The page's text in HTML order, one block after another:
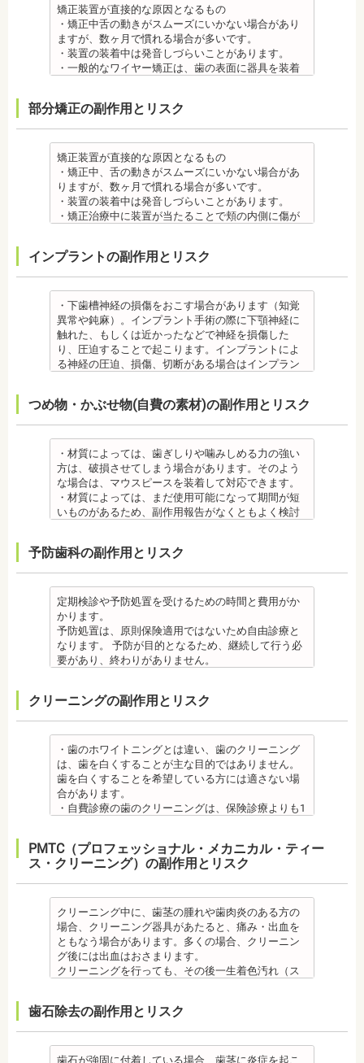
まる場合が多いです。また、冷たいものを飲んだと
きにしみる「知覚過敏」があらわれる場合がありま
すが、基本的には数日で改善されます。長期間痛む
場合は、歯科医師に相談しましょう。
金属アレルギー
は、皮膚科で行われているパッチテストなどをうけ
膜にアレルギー症状が起きた場合は、速やかに歯科
医師の指示を仰いでください。
抜歯・麻酔 ・矯正をしたい箇所に十分なスペースが
ない場合は、抜歯を必要とすることもあります。健
康上問題のない歯を抜歯する場合もあります。
・抜歯する場合は麻酔注射を行います。麻酔薬の中
もあるため、心が起こることもあります。臓や血圧
は、頬を噛んだり、熱いものを飲んだりしてもわか
らないため、口腔内を傷つけるリスクがあります。
さらに、麻酔によって悪心、嘔吐、アレルギー反応
虫歯・歯周病 ・矯正治療中、矯正装置の周りなど、
ブラッシング（歯磨き）しにくい部分ができるた
め、虫歯や歯周炎のリスクが高くなります。
を歯科医師より受けて 、毎日丁寧なブラッシング、
のケアをすることも役立ちます。
・矯正中に虫歯が悪化した場合は、矯正終了後に虫
歯の治療をする、もしくは、矯正中に器具を一度外
して治療を行う必要が生じることがあります。
・基本的に、矯正中には虫歯や歯周病の治療が行え
ません。そのため矯正前にこれらの治療を終わらせ
合は、一般的な歯科医院で、事前に虫歯、歯周病の
治療を行う必要があることもあります。
す。その程度に個人差があります。
・矯正終了して数か月から数年経過すると噛み合わ
せが悪くなる可能性があります。噛み合わせが悪く
なると、咀嚼障害の場合は、噛み合わせの治療を行
います、頭痛、肩こりを招く事があります。また、
開かない、食事を噛むときに痛みが出る顎関節症を
発症する場合があります。
他にも自律神経失調症になることもあります。噛み
合わせが原因。
その他
・個人差がありますが子供にとって大きなストレス
になる場合があります。装置装着後もしっかりと状
況を聞いて話し合ってください。
・矯正中、頭痛、首や肩のこり、強い倦怠感、吐き
の場合は、鎮痛剤、吐き気止め等、歯科医師の指示
のもと服用してください。
・治療の経過と治療後の見た目に個人差が大きくあ
らわれる治療です。また、歯科医師との見解の相違
も起こりえます。歯科医師とよくご相談ください。
・矯正力が強すぎると、歯の根が短くなる「歯根吸
収」が起こるリスクが高くなります。
・歯や骨の状態、歯の動きを妨げる癖があった場
合、虫歯や歯周病の発生など、治療計画よりも治療
期間が長くなる場合があります。
あります。特に切歯（せっし：上下前歯各4本）、歯
の凸凹が大きい患者様の場合、発症する事がありま
す。
・顎の成長に合わせて歯並びを治していくため、一
矯正装置が直接的な原因となるもの
・矯正中舌の動きがスムーズにいかない場合があり
ますが、数ヶ月で慣れる場合が多いです。
・装置の装着中は発音しづらいことがあります。
・一般的なワイヤー矯正は、歯の表面に器具を装着
・矯正治療中に装置が当たることで頬の内側に傷が
ついたり、口内炎になったり、歯の移動に伴う痛み
を感じることもありますので、必要に応じワックス
で対処する場合やその他の対処策を行う場合があり
ます。
・矯正装置を装着した直後や、ワイヤーを交換した
直後に痛みを感じることがありますが、数日でおさ
まる場合が多いです。また、冷たいものを飲んだと
科医師に相談しましょう。
いるため、金属アレルギーのある方、不安がある方
は、皮膚科で行われているパッチテストをうけて、
アレルギー材料を特定し、歯科医師に伝えてくださ
い。矯正装置を装着したあとに、皮膚や口腔の粘膜
にアレルギー症状が起きた場合は、速やかに歯科医
師の指示を仰いでください。
・矯正をしたい箇所に十分なスペースがない場合
・抜歯する場合は麻酔注射を行います。麻酔の中に
は、成分に心拍数、血圧を上げる作用があるものも
あるため、心臓や血圧に問題がある方が使用する
と、動悸、血圧上昇を起こす場合があります。ま
た、頬を噛んでもわからなかったり、熱いものを飲
んでもわからないため、口腔内を傷つけるリスクが
さらに、麻酔によって悪心、嘔吐、アレルギー反応
・矯正中、虫歯が悪化する場合があります。治療終
了後に虫歯の治療をする場合と器具を一度外して虫
歯の治療を行う場合があります。
・矯正治療中、矯正装置の周りなど、ブラッシング
（歯磨き）しにくい部分ができるため、虫歯や歯周
炎のリスクが高くなります。間食を控え、矯正治療
、毎日丁寧なブラッシング、歯を清潔にしてリスク
を抑えましょう。
・矯正中は、基本的に虫歯や歯周病の治療が行えな
いため、矯正前にこれらの治療を終わらせる必要が
あります。矯正専門の歯科の場合は、一般の歯科で
虫歯、歯周病の治療を行う必要もあります。
治療終了後
す。
・矯正終了して数か月から数年経過するとかみ合わ
せが悪くなる可能性があります。かみ合わせが悪く
なると、咀嚼障害、頭痛、肩こりを招く事がありま
す。
また、かみ合わせのバランスが崩れることで、口が
大きく開かない、食事を噛むときに痛みが出る顎関
節症を発症する場合があります。他にも自律神経失
調症になることもあります。かみ合わせが原因の場
合は、かみ合わせの治療を行います。 その他
気、不眠など不定愁訴が起こる場合がありますの
で、鎮痛剤、吐き気止め等、歯科医師の指示のもと
服用する場合があります。
・治療中と治療後の見た目に個人差が大きくあらわ
部分矯正の副作用とリスク
矯正装置が直接的な原因となるもの
・矯正中、舌の動きがスムーズにいかない場合があ
りますが、数ヶ月で慣れる場合が多いです。
・装置の装着中は発音しづらいことがあります。
・矯正治療中に装置が当たることで頬の内側に傷が
で対処する場合やその他の対処策を行う場合があり
ます。
・矯正装置を装着した直後や、ワイヤーを交換した
直後に痛みを感じることがありますが、数日でおさ
まる場合が多いです。また、冷たいものを飲んだと
きにしみる「知覚過敏」があらわれる場合がありま
すが、基本的には数日で改善されます。長期間痛む
場合は、歯科医師に相談しましょう。
いるため、金属アレルギーのある方、不安がある方
い。矯正装置を装着したあとに、皮膚や口腔の粘膜
にアレルギー症状が起きた場合は、速やかに歯科医
師の指示を仰いでください。
抜歯・麻酔
・矯正をしたい箇所に十分なスペースがない場合
は、抜歯を必要とする場合もあります。健康上問題
痛みを感じることもありますので、歯科医師の判断
ため、心臓や血圧に問題がある方が使用すると、動
悸、血圧上昇を起こす場合があります。また、頬を
噛んでもわからなかったり、熱いものを飲んでもわ
からないため、口腔内を傷つけるリスクがありま
す。さらに、麻酔によって悪心、嘔吐、アレルギー
反応が起こることもあります。
・矯正中、虫歯が悪化する場合があります。治療終
・矯正治療中、矯正装置の周りなど、ブラッシング
（歯磨き）しにくい部分ができるため、虫歯や歯周
炎のリスクが高くなります。間食を控え、矯正治療
中に合ったブラッシング指導を歯科医師より受けて
、毎日丁寧なブラッシング、歯を清潔にしてリスク
を抑えましょう。
ッ素塗布など、歯科医院でのケアも予防に役立ちま
す。
・矯正中は、虫歯や歯周病の治療が行えないため矯
病の治療を行う必要もあります。
治療終了後
・矯正終了後に噛み合わせが悪くなる可能性があり
ます。
噛み合わせが悪くなると、咀嚼障害、頭痛、肩こり
が崩れることで、口が大きく開かない、食事を噛む
ときに痛みが出る顎関節症を発症する場合がありま
す。他にも自律神経失調症になることもあります。
噛み合わせが原因の場合は、噛み合わせの治療を行
インプラントの副作用とリスク
・下歯槽神経の損傷をおこす場合があります（知覚
異常や鈍麻）。インプラント手術の際に下顎神経に
触れた、もしくは近かったなどで神経を損傷した
り、圧迫することで起こります。インプラントによ
る神経の圧迫、損傷、切断がある場合はインプラン
・上あごにインプラントを埋める際に、上顎洞を破
る場合があります。手術した時に感染が生じると蓄
膿症になる場合があります。この場合は、インプラ
ントを除去する場合もあります。また、蓄膿症の治
療には耳鼻咽喉科にて治療が必要な場合もありま
す。
・インプラントは、入れ歯の治療とは異なり、外科
手術を行う必要があります。手術により今までは何
けられない場合もあります。免疫力や抵抗力が低下
足りない方、喫煙者の方は、事前に生活習慣の改
善、治療が必要となる場合があります。
・インプラント術後すぐには違和感があったり、痛
み、腫れ、出血などが発生する場合がありますが、
これらの症状の多くについては一時的なもので、多
くの場合2～3日で治まります。
に穴をあけて人工の歯根を埋め込み、その上に人工
た、インプラントを埋め込む骨の厚みを増やす手術
を行う場合、さらに期間を要することになります。
・インプラント治療を受けると定期検診、メインテ
ナンスをし続けなければいけません。人工物である
インプラントが虫歯になることはありませんが、日
ごろから丁寧なメインテナンスが必要となります。
囲炎という病気にかかる可能性があります。インプ
ラントの機能をより長く維持するために、定期検診
異なり保険適用外となります。
・インプラント治療は、お子様、妊婦の方は受けら
れません。骨の成長途中になるお子様は、インプラ
ント治療はできません。痛み止め、抗生物質等を治
療に使用するため妊娠中、妊娠の可能性のある方、
授乳中の方は、インプラント治療はお控えくださ
・心臓の疾患、骨粗鬆症等、内科的にインプラント
治療に適さないケースもあります。また、普段服薬
つめ物・かぶせ物(自費の素材)の副作用とリスク
・材質によっては、歯ぎしりや噛みしめる力の強い
方は、破損させてしまう場合があります。そのよう
な場合は、マウスピースを装着して対応できます。
・材質によっては、まだ使用可能になって期間が短
いものがあるため、副作用報告がなくともよく検討
・ジルコニア自体が割れてしまうのではなく、表面
を覆っているポーセレンというセラミックが割れて
しまうことのほうが多くあります。
原因のひとつとしては、ポーセレンというセラミッ
クとジルコニアの密着度が、セラミック同士との場
合や金属とセラミックとの場合に比べて、若干弱い
場合があるからです。他にも、激しい歯ぎしりをす
る人の場合、どうしてもセラミックの部分はジルコ
メタルセラミック
オールセラミック
・オールセラミック治療は、本数が多いと費用が高
額となる場合が多くあります。また、陶器であり強
度は低いため、奥歯には不向きです。前歯でも欠け
てしまうこともあるため、歯ぎしりのクセがある方
はマウスピースで保護する場合もあります。
はなく、デメリットもあるため、検討される方は、
歯科医師と十分に相談しましょう。
【プロフィール】
日本大学歯学部卒業
日本大学歯学部口腔外科第２講座大学院卒業
歯学博士（口腔外科学）
日本大学歯学部非常勤講師
社会福祉法人富士白苑理事
予防歯科の副作用とリスク
定期検診や予防処置を受けるための時間と費用がか
かります。
予防処置は、原則保険適用ではないため自由診療と
なります。 予防が目的となるため、継続して行う必
要があり、終わりがありません。
日本歯科大学新潟生命歯学部卒業
新潟大学医歯学総合病院にて研修
都内歯科医院にて勤務
クリーニングの副作用とリスク
・歯のホワイトニングとは違い、歯のクリーニング
は、歯を白くすることが主な目的ではありません。
歯を白くすることを希望している方には適さない場
合があります。
・自費診療の歯のクリーニングは、保険診療よりも1
・歯のクリーニングは、歯科医院によって「クリー
ニング」と書いているところと「PMTC」と書いてい
るところがあります。PMTCは専用の機器が用いられ
るのに対し、クリーニングは歯科医院によっては歯
石を落とすスケーリングの場合や、PMTCの場合もあ
るので、事前に内容を確認されるとよいでしょう。
監修医情報 医療法人社団日坂会 理事長 日坂充
宏先生
【プロフィール】
歯学博士（口腔外科学）
PMTC（プロフェッショナル・メカニカル・ティー
ス・クリーニング）の副作用とリスク
クリーニング中に、歯茎の腫れや歯肉炎のある方の
場合、クリーニング器具があたると、痛み・出血を
ともなう場合があります。多くの場合、クリーニン
グ後には出血はおさまります。
クリーニングを行っても、その後一生着色汚れ（ス
す。また、歯科のクリーニングだけでは、虫歯や歯
周病の予防にはなりません。
毎日のブラッシングなどは継続して行う必要があり
ます。
歯石除去の副作用とリスク
歯石が強固に付着している場合、歯茎に炎症を起こ